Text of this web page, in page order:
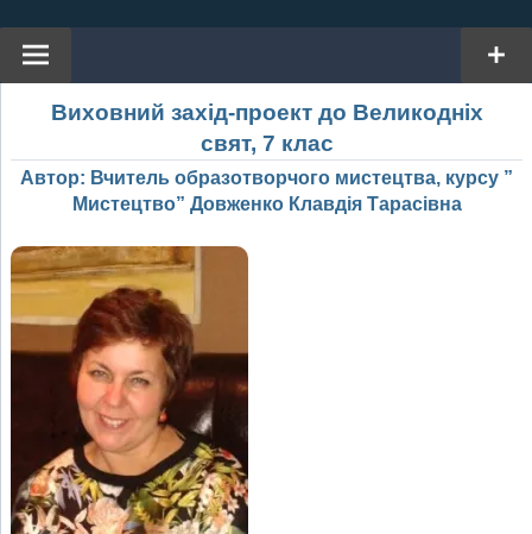
Виховний захід-проект до Великодніх
свят, 7 клас
Автор: Вчитель образотворчого мистецтва, курсу ”
Мистецтво” Довженко Клавдія Тарасівна